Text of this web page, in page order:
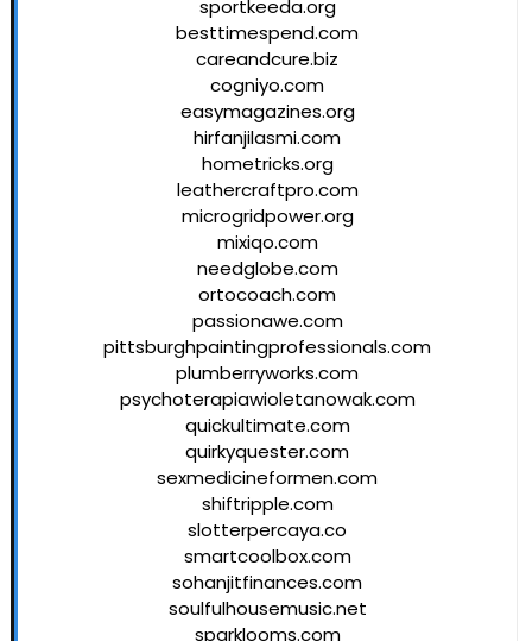
sportkeeda.org
besttimespend.com
careandcure.biz
cogniyo.com
easymagazines.org
hirfanjilasmi.com
hometricks.org
leathercraftpro.com
microgridpower.org
mixiqo.com
needglobe.com
ortocoach.com
passionawe.com
pittsburghpaintingprofessionals.com
plumberryworks.com
psychoterapiawioletanowak.com
quickultimate.com
quirkyquester.com
sexmedicineformen.com
shiftripple.com
slotterpercaya.co
smartcoolbox.com
sohanjitfinances.com
soulfulhousemusic.net
sparklooms.com